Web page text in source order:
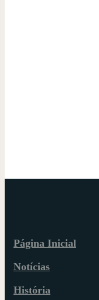
Página Inicial
Notícias
História